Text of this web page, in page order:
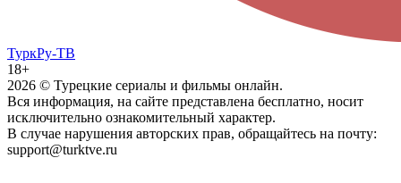
ТуркРу-ТВ
18+
2026 © Турецкие сериалы и фильмы онлайн.
Вся информация, на сайте представлена бесплатно, носит
исключительно ознакомительный характер.
В случае нарушения авторских прав, обращайтесь на почту:
support@turktve.ru